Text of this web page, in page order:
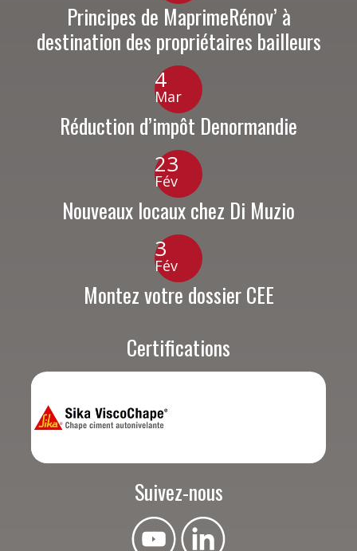
Principes de MaprimeRénov’ à
destination des propriétaires bailleurs
4
Mar
Réduction d’impôt Denormandie
23
Fév
Nouveaux locaux chez Di Muzio
3
Fév
Montez votre dossier CEE
Certifications
Suivez-nous